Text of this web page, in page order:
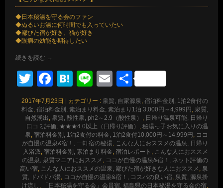
◆日本秘湯を守る会のファン
◆ぬるいお湯に何時間でも入っていたい
◆鄙びた宿が好き、猫が好き
◆眼病の効能を期待したい
続きを読む →
TwitterFacebook
Hatena
LineEmail
共
有
2017年7月23日 カテゴリー : 泉質, 自家源泉, 宿泊料金別, 1泊2食付の
料金, 宿泊料金別, 素泊まり料金, 素泊まり1泊 3,000円～4,999円 , 泉質,
自然湧出 , 泉質, 酸性泉, ph2～2.9（酸性泉） , 日帰り温泉可能, 日帰り
口コミ評価, ★★★4.0以上（日帰り評価） , 秘湯っ子お気に入りの温
泉, 宿泊料金別, 1泊2食付の料金, 1泊2食付10,000円～14,999円 , ココ
が自慢の温泉&宿！, 一軒宿の秘湯, こんな人におススメの温泉, 日帰り
入浴派, 宿泊料金別, 素泊まり料金, 宿泊レポート , こんな人におススメ
の温泉, 泉質マニアにおススメ , ココが自慢の温泉&宿！, ネット評価の
高い宿, こんな人におススメの温泉, 鄙びた宿が好きな人におススメ , 泉
質, ドバドバ湯, ココが自慢の温泉&宿！, コスパの良い宿, 泉質, 源泉掛
け流し , 「日本秘湯を守る会」会員宿, 福島県の日本秘湯を守る会の宿,